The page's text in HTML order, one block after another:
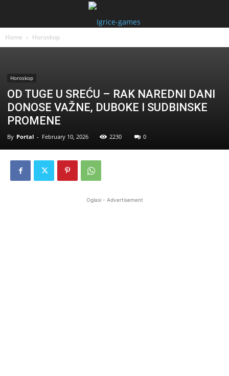
Home Horoskop
Horoskop
OD TUGE U SREĆU – RAK NAREDNI DANI
DONOSE VAŽNE, DUBOKE I SUDBINSKE
PROMENE
By Portal - February 10, 2026 2230 0
Oglasi - Advertisement